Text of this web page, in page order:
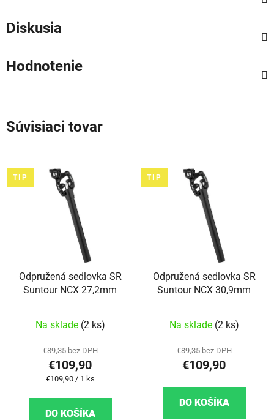
Diskusia
Hodnotenie
Súvisiaci tovar
TIP
Odpružená sedlovka SR
Suntour NCX 27,2mm
Na sklade (2 ks)
€89,35 bez DPH
€109,90
Jednotková cena:
€109,90 / 1 ks
DO KOŠÍKA
TIP
Odpružená sedlovka SR
Suntour NCX 30,9mm
Na sklade (2 ks)
€89,35 bez DPH
€109,90
DO KOŠÍKA